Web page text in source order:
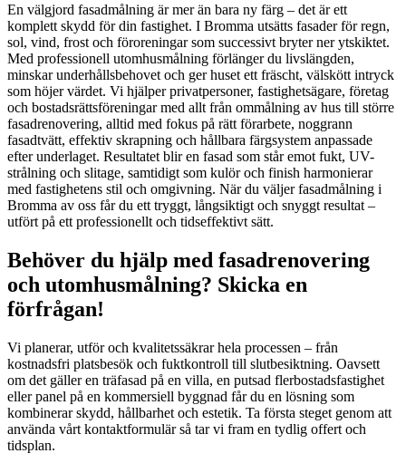
En välgjord fasadmålning är mer än bara ny färg – det är ett
komplett skydd för din fastighet. I Bromma utsätts fasader för regn,
sol, vind, frost och föroreningar som successivt bryter ner ytskiktet.
Med professionell utomhusmålning förlänger du livslängden,
minskar underhållsbehovet och ger huset ett fräscht, välskött intryck
som höjer värdet. Vi hjälper privatpersoner, fastighetsägare, företag
och bostadsrättsföreningar med allt från ommålning av hus till större
fasadrenovering, alltid med fokus på rätt förarbete, noggrann
fasadtvätt, effektiv skrapning och hållbara färgsystem anpassade
efter underlaget. Resultatet blir en fasad som står emot fukt, UV-
strålning och slitage, samtidigt som kulör och finish harmonierar
med fastighetens stil och omgivning. När du väljer fasadmålning i
Bromma av oss får du ett tryggt, långsiktigt och snyggt resultat –
utfört på ett professionellt och tidseffektivt sätt.
Behöver du hjälp med fasadrenovering
och utomhusmålning? Skicka en
förfrågan!
Vi planerar, utför och kvalitetssäkrar hela processen – från
kostnadsfri platsbesök och fuktkontroll till slutbesiktning. Oavsett
om det gäller en träfasad på en villa, en putsad flerbostadsfastighet
eller panel på en kommersiell byggnad får du en lösning som
kombinerar skydd, hållbarhet och estetik. Ta första steget genom att
använda vårt kontaktformulär så tar vi fram en tydlig offert och
tidsplan.